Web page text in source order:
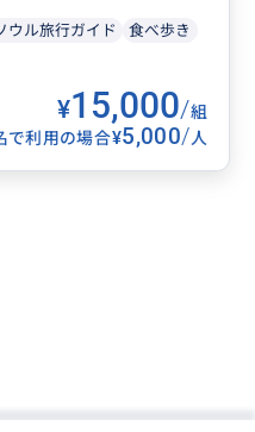
ウル旅行ガイド 食べ歩き
¥15,000/組
で利用の場合¥5,000/人